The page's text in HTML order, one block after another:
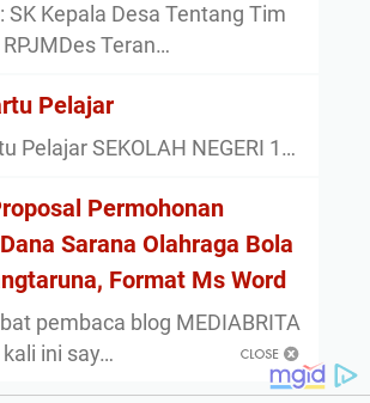
SK Kepala Desa Tentang Tim
Teran…
Pelajar
Pelajar SEKOLAH NEGERI 1…
Permohonan
Sarana Olahraga Bola
Format Ms Word
pembaca blog MEDIABRITA
ini say…